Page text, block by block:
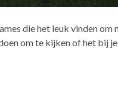
die het leuk vinden
om te kijken of het bij